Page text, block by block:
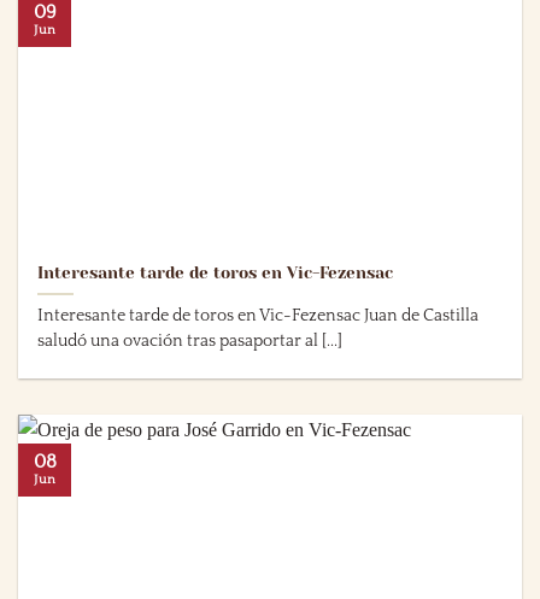
Interesante tarde de toros en Vic-Fezensac
Interesante tarde de toros en Vic-Fezensac Juan de Castilla
saludó una ovación tras pasaportar al [...]
09
Jun
08
Jun